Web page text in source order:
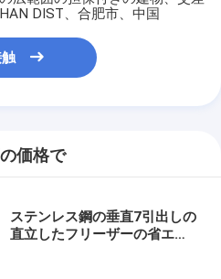
DIST、合肥市、中国
価格で
ステンレス鋼の垂直7引出しの
直立したフリーザーの省エネ